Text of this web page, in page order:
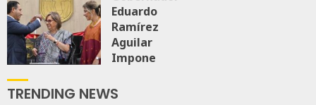
AGOSTO 6, 2026
0
150
Eduardo
Ramírez
Aguilar
Impone
“Rosario
TRENDING NEWS